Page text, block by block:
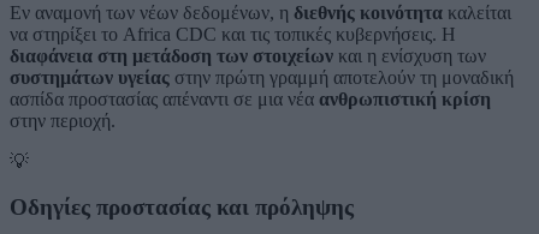
Εν αναμονή των νέων δεδομένων, η διεθνής κοινότητα καλείται
να στηρίξει το Africa CDC και τις τοπικές κυβερνήσεις. Η
διαφάνεια στη μετάδοση των στοιχείων και η ενίσχυση των
συστημάτων υγείας στην πρώτη γραμμή αποτελούν τη μοναδική
ασπίδα προστασίας απέναντι σε μια νέα ανθρωπιστική κρίση
στην περιοχή.
💡
Οδηγίες προστασίας και πρόληψης